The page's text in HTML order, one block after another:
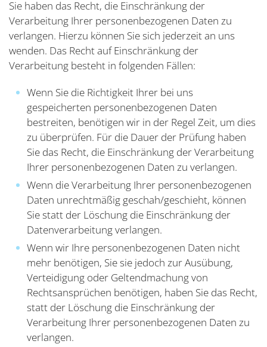
Sie haben das Recht, die Einschränkung der
Verarbeitung Ihrer personenbezogenen Daten zu
verlangen. Hierzu können Sie sich jederzeit an uns
wenden. Das Recht auf Einschränkung der
Verarbeitung besteht in folgenden Fällen:
Wenn Sie die Richtigkeit Ihrer bei uns
gespeicherten personenbezogenen Daten
bestreiten, benötigen wir in der Regel Zeit, um dies
zu überprüfen. Für die Dauer der Prüfung haben
Sie das Recht, die Einschränkung der Verarbeitung
Ihrer personenbezogenen Daten zu verlangen.
Wenn die Verarbeitung Ihrer personenbezogenen
Daten unrechtmäßig geschah/geschieht, können
Sie statt der Löschung die Einschränkung der
Datenverarbeitung verlangen.
Wenn wir Ihre personenbezogenen Daten nicht
mehr benötigen, Sie sie jedoch zur Ausübung,
Verteidigung oder Geltendmachung von
Rechtsansprüchen benötigen, haben Sie das Recht,
statt der Löschung die Einschränkung der
Verarbeitung Ihrer personenbezogenen Daten zu
verlangen.